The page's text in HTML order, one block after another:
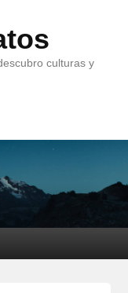
culturas y